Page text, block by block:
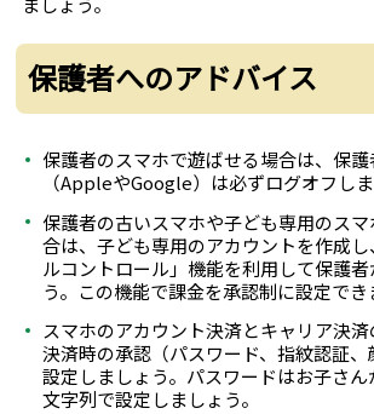
保護者へのアドバイス
保護者のスマホで遊ばせる場合は、保
（AppleやGoogle）は必ずログオフしま
保護者の古いスマホや子ども専用のス
合は、子ども専用のアカウントを作成
ルコントロール」機能を利用して保護
う。この機能で課金を承認制に設定でき
スマホのアカウント決済とキャリア決済
決済時の承認（パスワード、指紋認証、
設定しましょう。パスワードはお子さ
文字列で設定しましょう。